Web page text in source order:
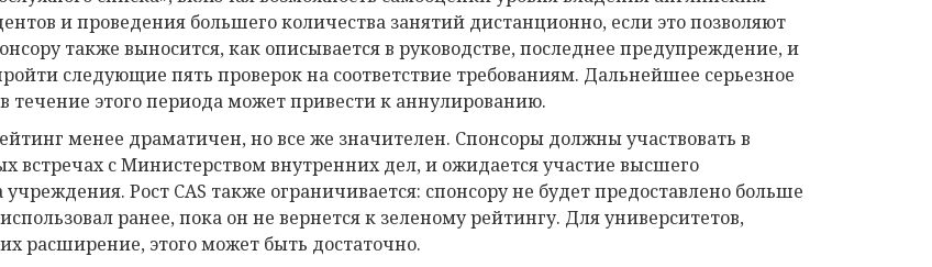
и проведения большего количества занятий дистанционно, если это позволяют
также выносится, как описывается в руководстве, последнее предупреждение, и
следующие пять проверок на соответствие требованиям. Дальнейшее серьезное
течение этого периода может привести к аннулированию.
менее драматичен, но все же значителен. Спонсоры должны участвовать в
встречах с Министерством внутренних дел, и ожидается участие высшего
учреждения. Рост CAS также ограничивается: спонсору не будет предоставлено больше
ранее, пока он не вернется к зеленому рейтингу. Для университетов,
расширение, этого может быть достаточно.